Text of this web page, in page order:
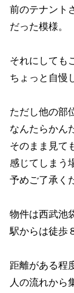
前のテナント
だった模様。
それにしても
ちょっと自慢
ただし他の部
なんたらかん
そのまま見て
感じてしまう
予めご了承く
物件は西武池
駅からは徒歩
距離がある程
人の流れから